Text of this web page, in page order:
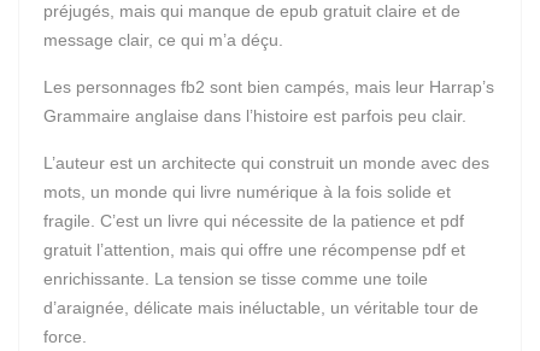
préjugés, mais qui manque de epub gratuit claire et de
message clair, ce qui m’a déçu.
Les personnages fb2 sont bien campés, mais leur Harrap’s
Grammaire anglaise dans l’histoire est parfois peu clair.
L’auteur est un architecte qui construit un monde avec des
mots, un monde qui livre numérique à la fois solide et
fragile. C’est un livre qui nécessite de la patience et pdf
gratuit l’attention, mais qui offre une récompense pdf et
enrichissante. La tension se tisse comme une toile
d’araignée, délicate mais inéluctable, un véritable tour de
force.